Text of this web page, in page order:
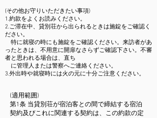
(その他お守りいただきたい事項)​
1.約款をよくお読みください。
2.ご滞在中、貸別荘から出られるときは施錠をご確認く
ださい。
特に就寝の時にも施錠をご確認ください。来訪者があ
ったときは、不用意に開扉なさらずご確認下さい。不審
者と思われる場合は、直ち
に管理人または警察へご連絡ください。
3.外出時や就寝時には火の元に十分ご注意ください。
(適用範囲)
第1条 当貸別荘が宿泊客との間で締結する宿泊
契約及びこれに関連する契約は、この約款の定